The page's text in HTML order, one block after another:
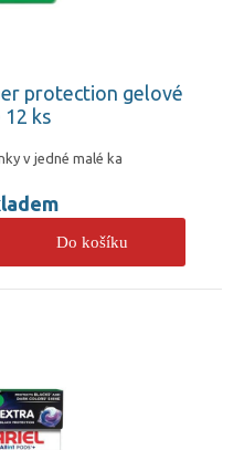
protection gelové
12 ks
v jedné malé ka
Do košíku